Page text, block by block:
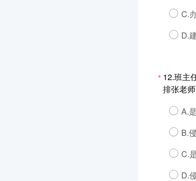
C.
D.
* 12.班主
排张老师
A.
B.
C.
D.